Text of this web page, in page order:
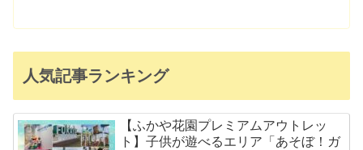
人気記事ランキング
【ふかや花園プレミアムアウトレッ
ト】子供が遊べるエリア「あそぼ！ガ